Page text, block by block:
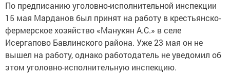
По предписанию уголовно-исполнительной инспекции
15 мая Марданов был принят на работу в крестьянско-
фермерское хозяйство «Манукян А.С.» в селе
Исергапово Бавлинского района. Уже 23 мая он не
вышел на работу, однако работодатель не уведомил об
этом уголовно-исполнительную инспекцию.